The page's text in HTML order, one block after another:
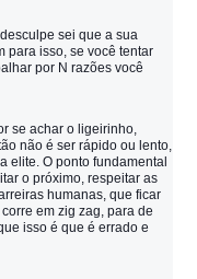
sei que a sua
para isso, se você tentar
por N razões você
se achar o ligeirinho,
não é ser rápido ou lento,
elite. O ponto fundamental
o próximo, respeitar as
humanas, que ficar
em zig zag, para de
isso é que é errado e